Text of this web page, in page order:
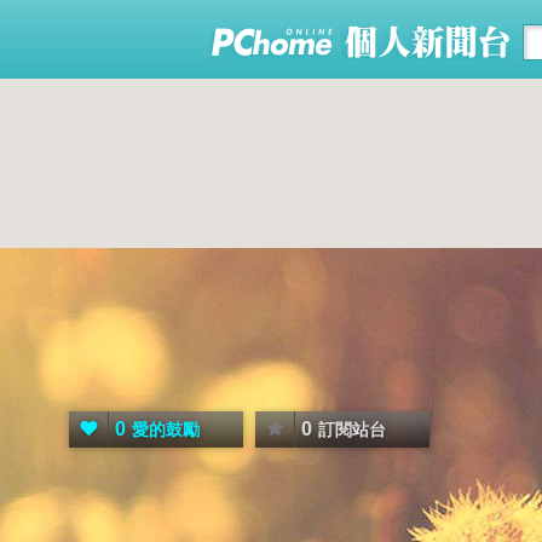
0 愛的鼓勵 0 訂閱站台